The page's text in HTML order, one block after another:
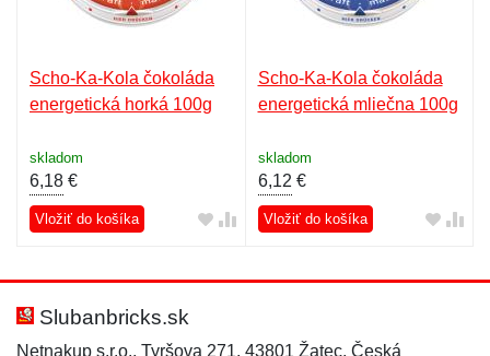
Scho-Ka-Kola čokoláda
energetická horká 100g
skladom
6,18 €
Vložiť do košíka
Scho-Ka-Kola čokoláda
energetická mliečna 100g
skladom
6,12 €
Vložiť do košíka
Slubanbricks.sk
Netnakup s.r.o., Tyršova 271, 43801 Žatec, Česká